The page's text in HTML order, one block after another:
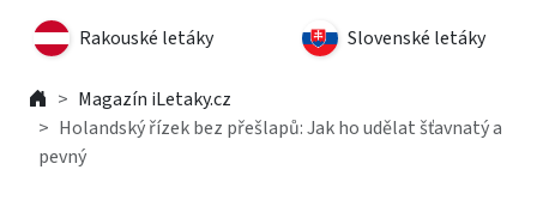
Rakouské letáky Slovenské letáky
Magazín iLetaky.cz
Holandský řízek bez přešlapů: Jak ho udělat šťavnatý a
pevný